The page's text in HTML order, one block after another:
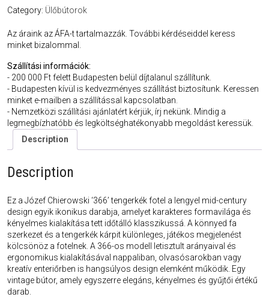
Category: Ülőbútorok
Az áraink az ÁFA-t tartalmazzák. További kérdéseiddel keress
minket bizalommal.
Szállítási információk:
- 200 000 Ft felett Budapesten belül díjtalanul szállítunk.
- Budapesten kívül is kedvezményes szállítást biztosítunk. Keressen
minket e-mailben a szállítással kapcsolatban.
- Nemzetközi szállítási ajánlatért kérjük, írj nekünk. Mindig a
legmegbízhatóbb és legköltséghatékonyabb megoldást keressük.
Description
Description
Ez a Józef Chierowski ‘366’ tengerkék fotel a lengyel mid-century
design egyik ikonikus darabja, amelyet karakteres formavilága és
kényelmes kialakítása tett időtálló klasszikussá. A könnyed fa
szerkezet és a tengerkék kárpit különleges, játékos megjelenést
kölcsönöz a fotelnek. A 366-os modell letisztult arányaival és
ergonomikus kialakításával nappaliban, olvasósarokban vagy
kreatív enteriőrben is hangsúlyos design elemként működik. Egy
vintage bútor, amely egyszerre elegáns, kényelmes és gyűjtői értékű
darab.